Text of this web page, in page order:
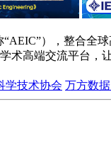
），整合全
术高端交流平台，
学技术协会 万方数